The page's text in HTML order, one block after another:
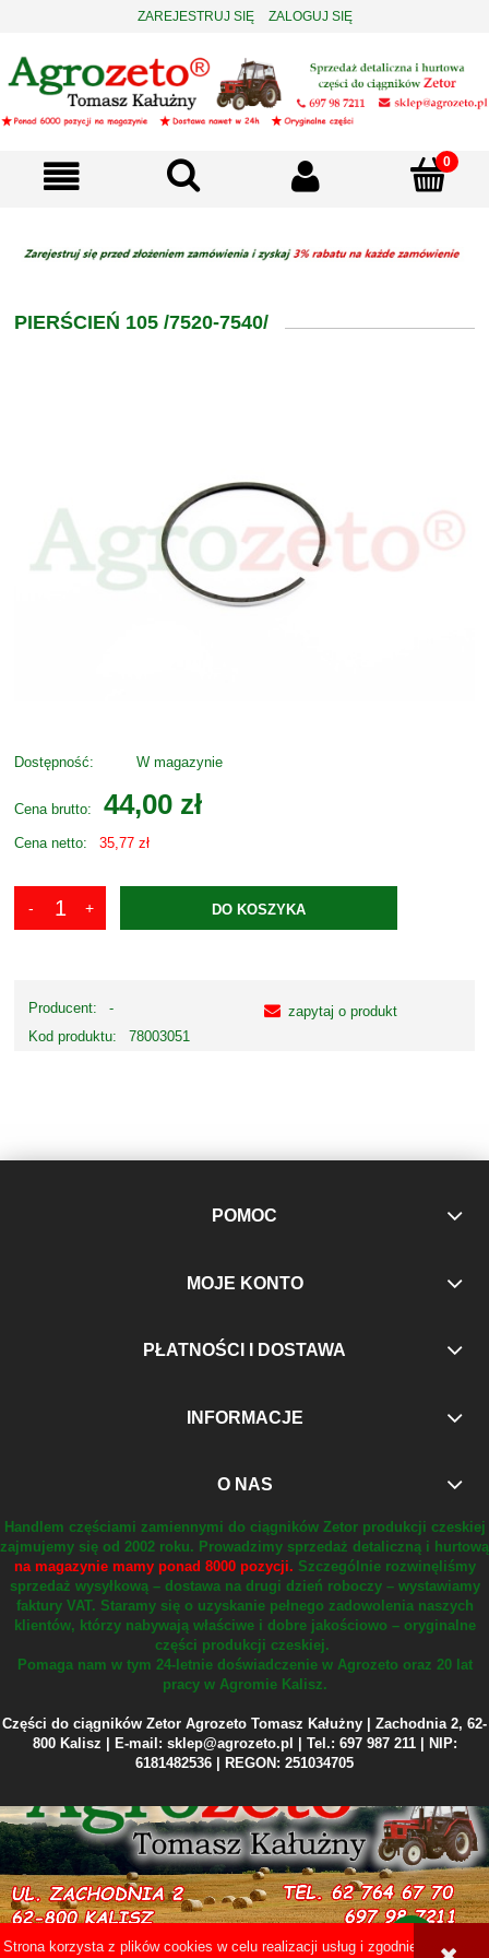
Strona korzysta z plików cookies w celu realizacji usług i zgodnie z
ZAREJESTRUJ SIĘ ZALOGUJ SIĘ
PIERŚCIEŃ 105 /7520-7540/
Dostępność: W magazynie
Cena brutto: 44,00 zł
Cena netto: 35,77 zł
DO KOSZYKA
Producent:
-
Kod produktu:
78003051
zapytaj o produkt
POMOC
MOJE KONTO
PŁATNOŚCI I DOSTAWA
INFORMACJE
O NAS
Handlem częściami zamiennymi do ciągników Zetor produkcji czeskiej
zajmujemy się od 2002 roku. Prowadzimy sprzedaż detaliczną i hurtową
na magazynie mamy ponad 8000 pozycji. Szczególnie rozwinęliśmy
sprzedaż wysyłkową – dostawa na drugi dzień roboczy – wystawiamy
faktury VAT. Staramy się o uzyskanie pełnego zadowolenia naszych
klientów, którzy nabywają właściwe i dobre jakościowo – oryginalne
części produkcji czeskiej.
Pomaga nam w tym 24-letnie doświadczenie w Agrozeto oraz 20 lat
pracy w Agromie Kalisz.
Części do ciągników Zetor Agrozeto Tomasz Kałużny | Zachodnia 2, 62-
800 Kalisz | E-mail: sklep@agrozeto.pl | Tel.: 697 987 211 | NIP:
6181482536 | REGON: 251034705